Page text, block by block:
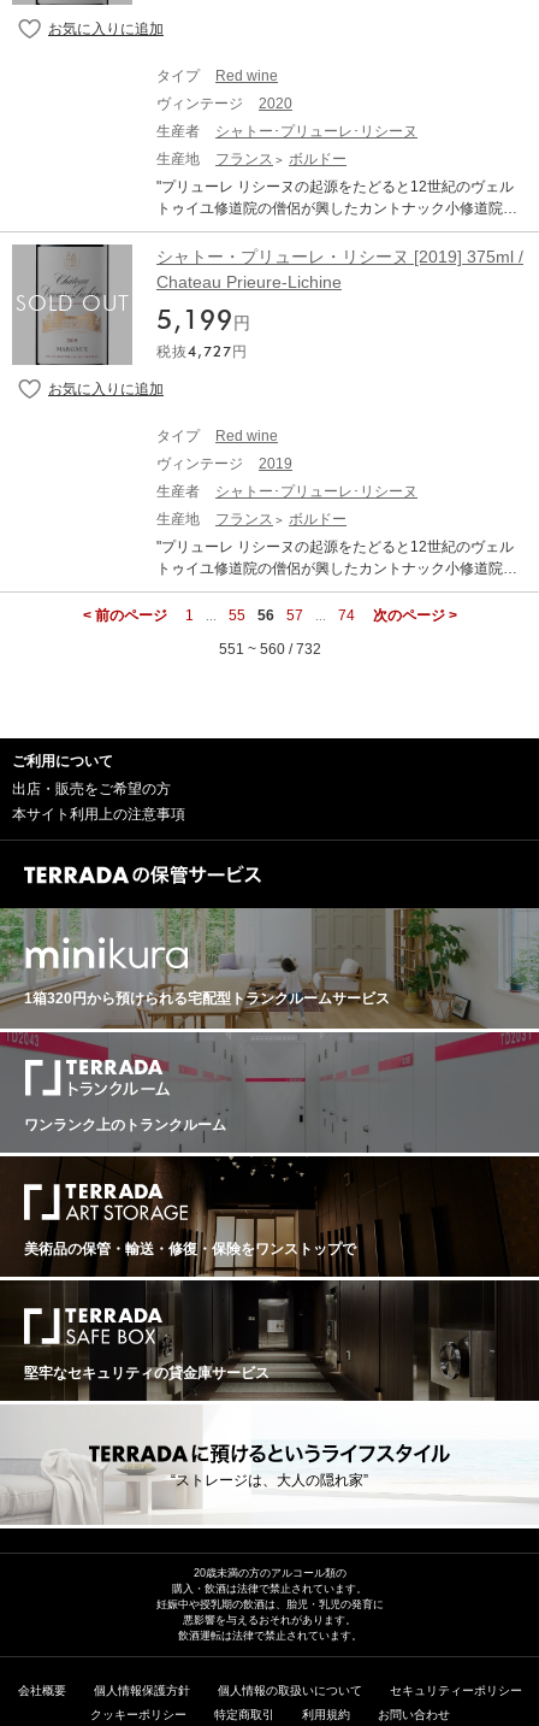
タイプ
Red wine
ヴィンテージ
2020
生産者
シャトー･プリューレ･リシーヌ
生産地
フランス
ボルドー
"プリューレ リシーヌの起源をたどると12世紀のヴェル
トゥイユ修道院の僧侶が興したカントナック小修道院に
行きつきます。当時から評判の高いワインを生産してい
ました。1951年に「ワインの法王」の異名を持つアレク
シス リシーヌがこの地を買い取り、その2年後に自身の
名をつけました。現在は大手ネゴシアンでもあるバラン
ドグループが所有し、畑の拡張、樽貯蔵庫を建設するな
どその歴史を引き継いでいます。- Cabernet Sauvignon :
50% - Merlot : 45% - Petit Verdot : 5% ※本文はオンライ
ンでの自動翻訳になります。"
シャトー・プリューレ・リシーヌ [2019] 375ml /
Chateau Prieure-Lichine
5,199 円
税抜4,727 円
タイプ
Red wine
ヴィンテージ
2019
生産者
シャトー･プリューレ･リシーヌ
生産地
フランス
ボルドー
"プリューレ リシーヌの起源をたどると12世紀のヴェル
トゥイユ修道院の僧侶が興したカントナック小修道院に
行きつきます。当時から評判の高いワインを生産してい
ました。1951年に「ワインの法王」の異名を持つアレク
名をつけました。現在は大手ネゴシアンでもあるバラン
ンでの自動翻訳になります。"
< 前のページ 1 55 56 57 74
次のページ >
551 ~ 560 / 732
ご利用について
出店・販売をご希望の方
本サイト利用上の注意事項
1箱320円から預けられる宅配型トランクルームサービス
ワンランク上のトランクルーム
美術品の保管・輸送・修復・保険をワンストップで
堅牢なセキュリティの貸金庫サービス
“ストレージは、大人の隠れ家”
20歳未満の方のアルコール類の
購入・飲酒は法律で禁止されています。
妊娠中や授乳期の飲酒は、胎児・乳児の発育に
悪影響を与えるおそれがあります。
飲酒運転は法律で禁止されています。
会社概要 個人情報保護方針 個人情報の取扱いについて
セキュリティーポリシー
クッキーポリシー
特定商取引 利用規約 お問い合わせ